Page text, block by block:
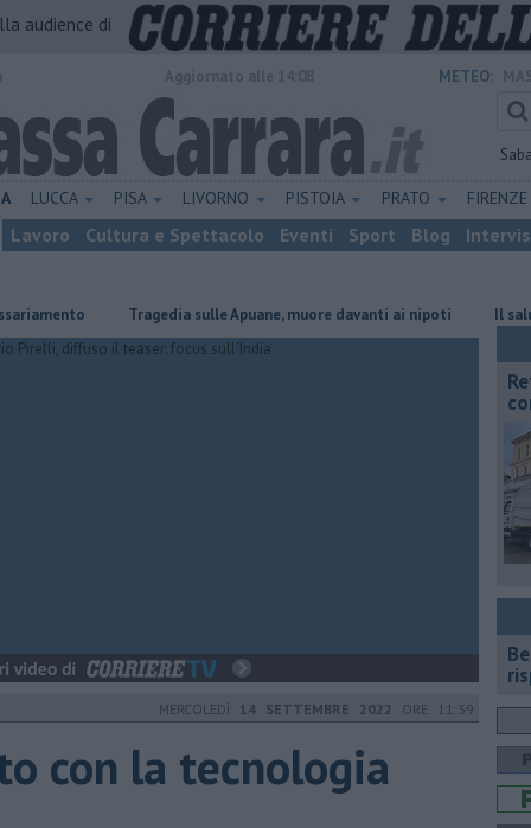
audience di
METEO:
LUCCA PISA LIVORNO PISTOIA PRATO FIRENZE
Lavoro Cultura e Spettacolo Eventi Sport Blog
Tragedia sulle Apuane, muore davanti ai nipoti Il saluto del
MERCOLEDÌ 14 SETTEMBRE 2022 ORE 11:39
con la tecnologia